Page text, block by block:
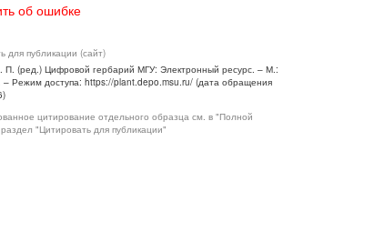
об ошибке
для публикации (сайт)
П. (ред.) Цифровой гербарий МГУ: Электронный ресурс. – М.:
Режим доступа: https://plant.depo.msu.ru/ (дата обращения
цитирование отдельного образца см. в "Полной
раздел "Цитировать для публикации"